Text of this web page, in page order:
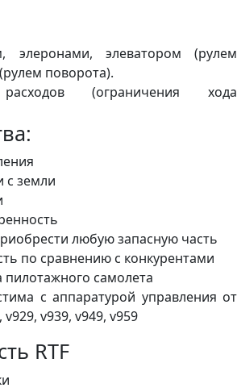
элеронами, элеватором (рулем
поворота).
(ограничения хода
с земли
любую запасную часть
по сравнению с конкурентами
самолета
с аппаратурой управления от
v929, v939, v949, v959
RTF